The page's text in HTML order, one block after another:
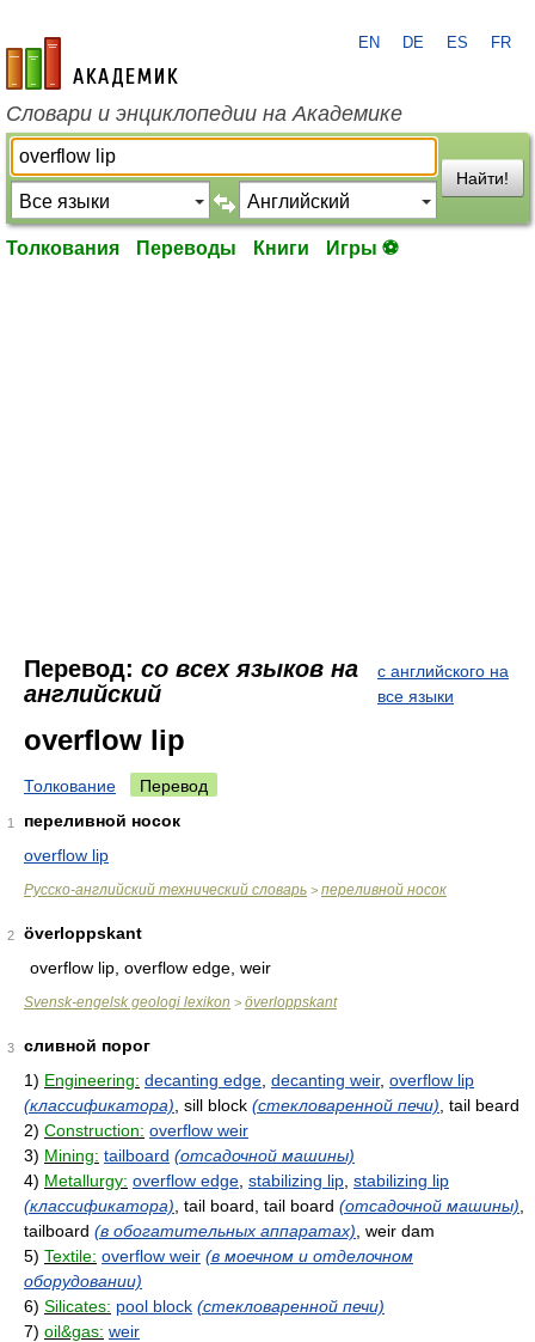
academic.ru
EN DE ES FR
Словари и энциклопедии на Академике
Найти!
Толкования Переводы Книги Игры ⚽
Перевод: со всех языков на
английский
с английского на
все языки
overflow lip
Толкование Перевод
1
переливной носок
overflow lip
Русско-английский технический словарь > переливной носок
2
överloppskant
overflow lip, overflow edge, weir
Svensk-engelsk geologi lexikon > överloppskant
3
сливной порог
1) Engineering: decanting edge decanting weir, overflow lip
(классификатора) , sill block (стекловаренной печи) , tail beard
2) Construction: overflow weir
3) Mining: tailboard (отсадочной машины)
4) Metallurgy: overflow edge stabilizing lip stabilizing lip
(классификатора) , tail board, tail board (отсадочной машины)
tailboard (в обогатительных аппаратах) , weir dam
5) Textile: overflow weir (в моечном и отделочном
оборудовании)
6) Silicates: pool block (стекловаренной печи)
7) oil&gas: weir